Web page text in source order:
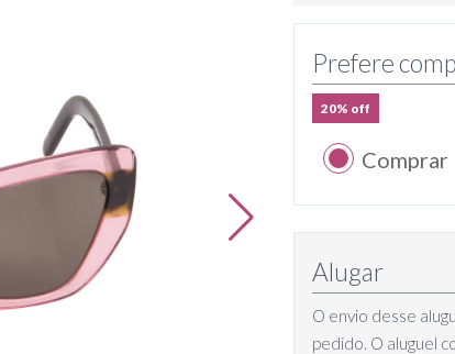
Prefere
20% off
Comprar
Alugar
O envio desse
pedido. O aluguel